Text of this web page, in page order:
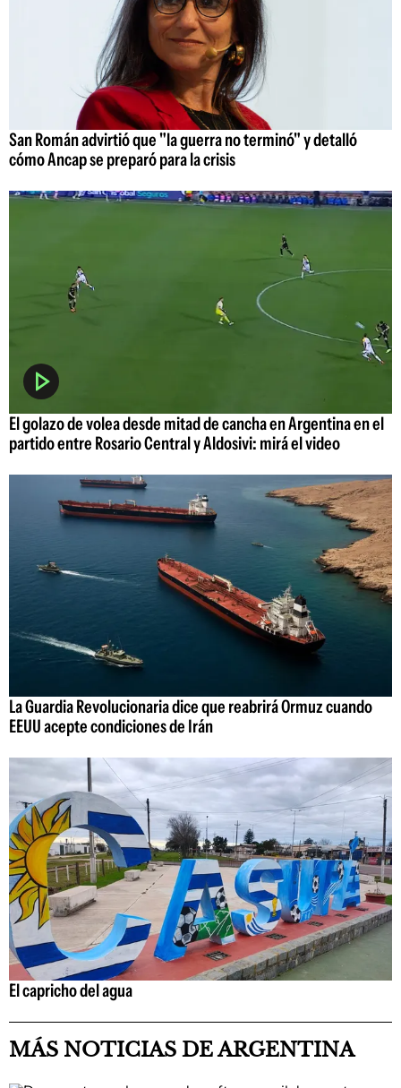
San Román advirtió que "la guerra no terminó" y detalló
cómo Ancap se preparó para la crisis
El golazo de volea desde mitad de cancha en Argentina en el
partido entre Rosario Central y Aldosivi: mirá el video
La Guardia Revolucionaria dice que reabrirá Ormuz cuando
EEUU acepte condiciones de Irán
El capricho del agua
MÁS NOTICIAS DE ARGENTINA